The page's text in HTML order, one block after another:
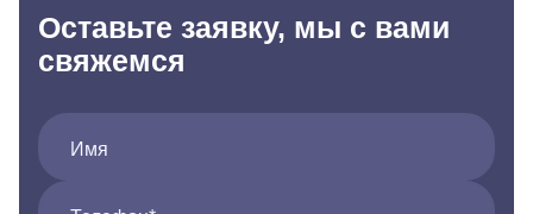
Оставьте заявку, мы с вами
свяжемся
Имя